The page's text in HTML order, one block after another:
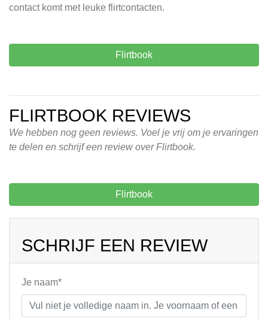
contact komt met leuke flirtcontacten.
Flirtbook
FLIRTBOOK REVIEWS
We hebben nog geen reviews. Voel je vrij om je ervaringen
te delen en schrijf een review over Flirtbook.
Flirtbook
SCHRIJF EEN REVIEW
Je naam*